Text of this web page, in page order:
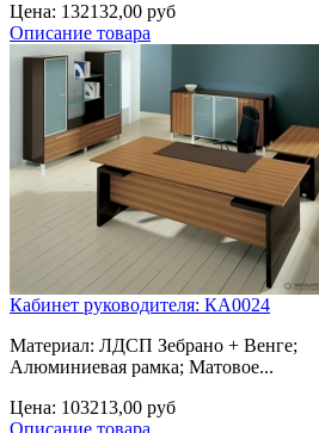
Цена: 132132,00 руб
Описание товара
Кабинет руководителя: КА0024
Материал: ЛДСП Зебрано + Венге;
Алюминиевая рамка; Матовое...
Цена: 103213,00 руб